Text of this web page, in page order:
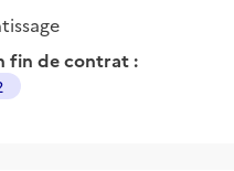
fin de contrat :